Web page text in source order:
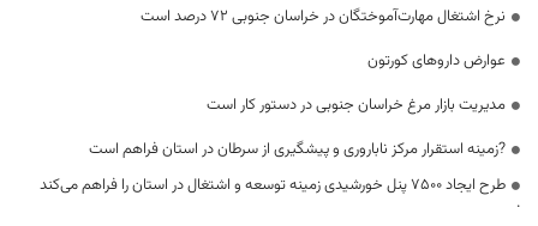
نرخ اشتغال مهارت‌آموختگان در خراسان جنوبی ۷۲ درصد است
عوارض داروهای کورتون
مدیریت بازار مرغ خراسان جنوبی در دستور کار است
?زمینه استقرار مرکز ناباروری و پیشگیری از سرطان در استان فراهم است
طرح ایجاد ۷۵۰۰ پنل خورشیدی زمینه توسعه و اشتغال در استان را فراهم می‌کند
.